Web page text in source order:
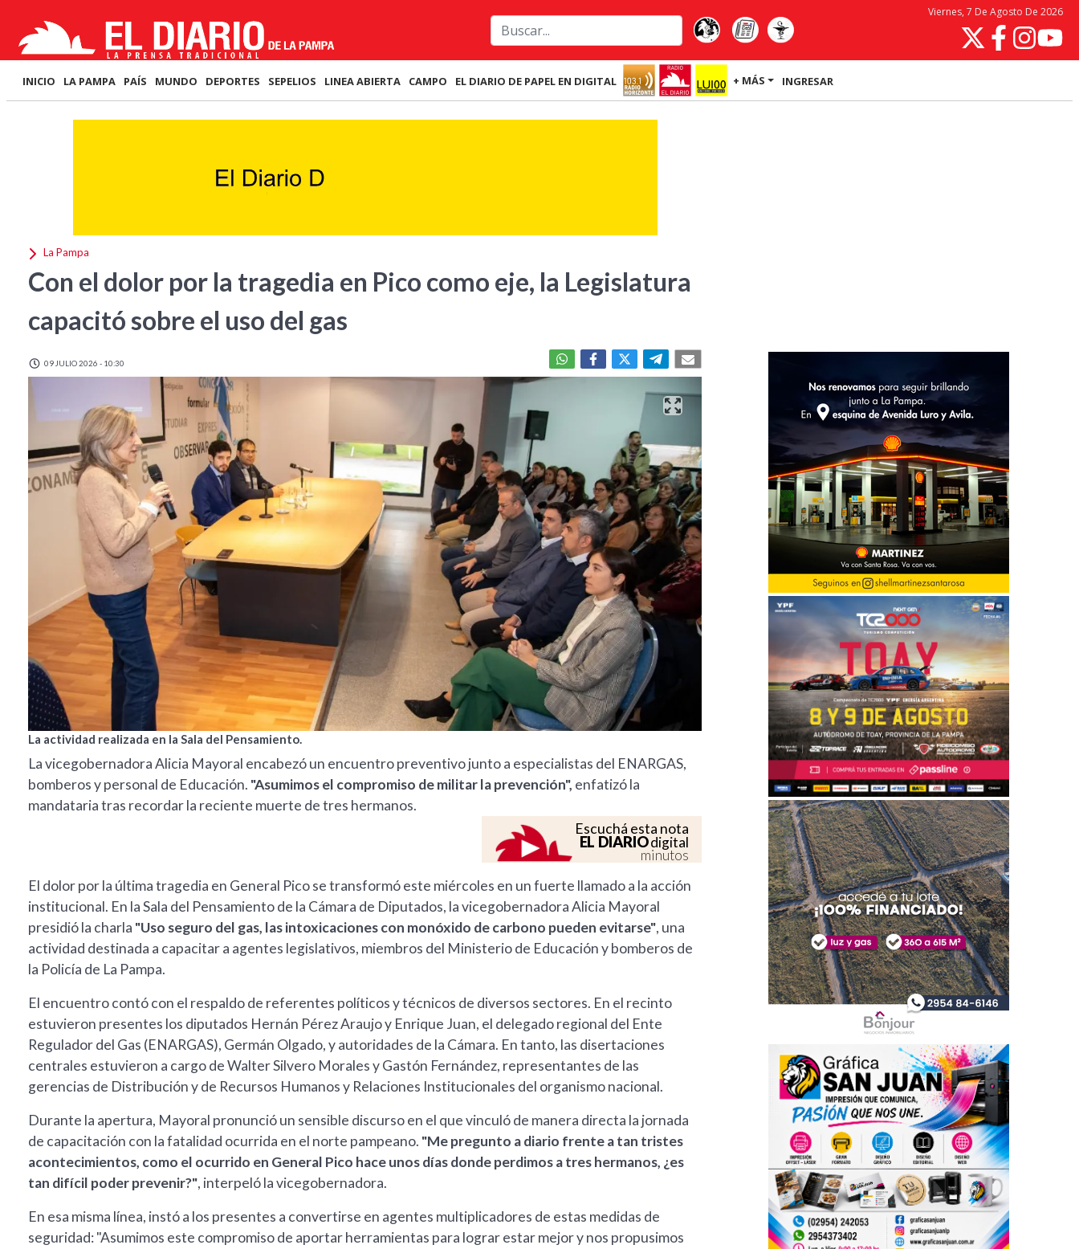
Viernes, 7 De Agosto De 2026
INICIO LA PAMPA PAÍS MUNDO DEPORTES SEPELIOS LINEA ABIERTA CAMPO EL DIARIO DE PAPEL EN DIGITAL + MÁS INGRESAR
La Pampa
Con el dolor por la tragedia en Pico como eje, la Legislatura
capacitó sobre el uso del gas
09 JULIO 2026 - 10:30
La actividad realizada en la Sala del Pensamiento.
La vicegobernadora Alicia Mayoral encabezó un encuentro preventivo junto a especialistas del ENARGAS,
bomberos y personal de Educación. "Asumimos el compromiso de militar la prevención", enfatizó la
mandataria tras recordar la reciente muerte de tres hermanos.
Escuchá esta nota
EL DIARIOdigital
minutos
El dolor por la última tragedia en General Pico se transformó este miércoles en un fuerte llamado a la acción
institucional. En la Sala del Pensamiento de la Cámara de Diputados, la vicegobernadora Alicia Mayoral
presidió la charla "Uso seguro del gas, las intoxicaciones con monóxido de carbono pueden evitarse", una
actividad destinada a capacitar a agentes legislativos, miembros del Ministerio de Educación y bomberos de
la Policía de La Pampa.
El encuentro contó con el respaldo de referentes políticos y técnicos de diversos sectores. En el recinto
estuvieron presentes los diputados Hernán Pérez Araujo y Enrique Juan, el delegado regional del Ente
Regulador del Gas (ENARGAS), Germán Olgado, y autoridades de la Cámara. En tanto, las disertaciones
centrales estuvieron a cargo de Walter Silvero Morales y Gastón Fernández, representantes de las
gerencias de Distribución y de Recursos Humanos y Relaciones Institucionales del organismo nacional.
Durante la apertura, Mayoral pronunció un sensible discurso en el que vinculó de manera directa la jornada
de capacitación con la fatalidad ocurrida en el norte pampeano. "Me pregunto a diario frente a tan tristes
acontecimientos, como el ocurrido en General Pico hace unos días donde perdimos a tres hermanos, ¿es
tan difícil poder prevenir?", interpeló la vicegobernadora.
En esa misma línea, instó a los presentes a convertirse en agentes multiplicadores de estas medidas de
seguridad: "Asumimos este compromiso de aportar herramientas para lograr estar mejor y nos propusimos